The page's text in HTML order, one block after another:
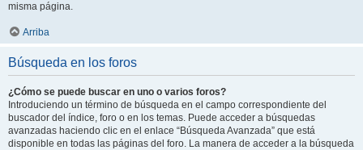
misma página.
Arriba
Búsqueda en los foros
¿Cómo se puede buscar en uno o varios foros?
Introduciendo un término de búsqueda en el campo correspondiente del
buscador del índice, foro o en los temas. Puede acceder a búsquedas
avanzadas haciendo clic en el enlace “Búsqueda Avanzada” que está
disponible en todas las páginas del foro. La manera de acceder a la búsqueda